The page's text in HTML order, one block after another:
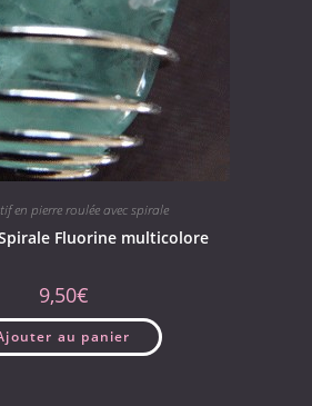
en pierre roulée avec spirale
Fluorine multicolore
9,50€
au panier